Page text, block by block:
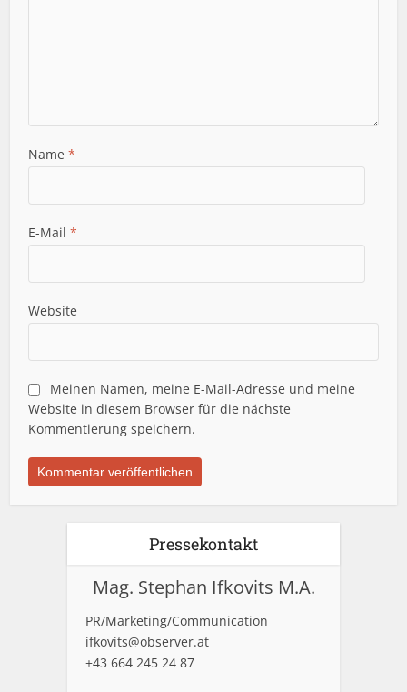
Name*
E-Mail*
Website
Meinen Namen, meine E-Mail-Adresse und meine
Website in diesem Browser für die nächste
Kommentierung speichern.
Pressekontakt
Mag. Stephan Ifkovits M.A.
PR/Marketing/Communication
ifkovits@observer.at
+43 664 245 24 87